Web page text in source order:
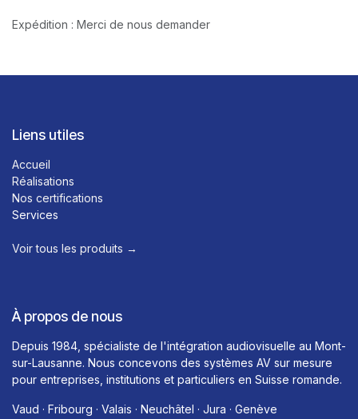
Expédition : Merci de nous demander
Liens utiles
Accueil
Réalisations
Nos certifications
Services
Voir tous les produits →​
À propos de nous
Depuis 1984, spécialiste de l'intégration audiovisuelle au Mont-
sur-Lausanne. Nous concevons des systèmes AV sur mesure
pour entreprises, institutions et particuliers en Suisse romande.
Vaud · Fribourg · Valais · Neuchâtel · Jura · Genève